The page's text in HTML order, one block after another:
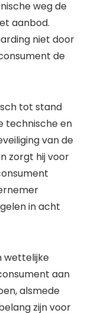
weg de
aanbod.
niet door
de
tot stand
technische en
van de
zorgt hij voor
in acht
wettelijke
aan
alsmede
zijn voor